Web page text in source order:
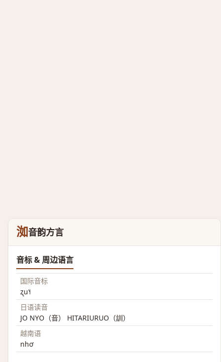
洳音韵方言
音标 & 周边语言
国际音标
ʐu˥˧
日语读音
JO NYO（音） HITARIURUO（訓）
越南语
nhơ